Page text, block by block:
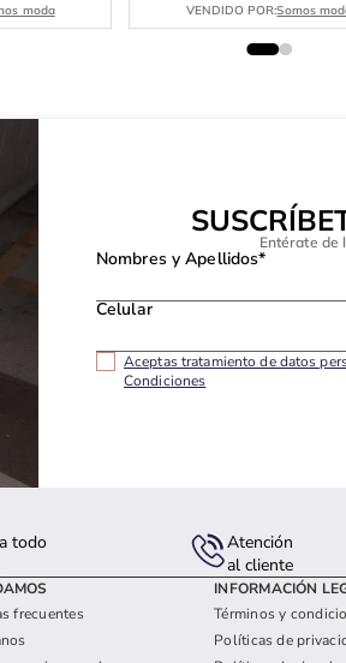
moda VENDIDO POR:Somos
Entérate de
Nombres y Apellidos*
Celular
Aceptas tratamiento de datos
Condiciones
todo
Atención
al cliente
frecuentes
INFORMACIÓN
Términos y
Políticas de